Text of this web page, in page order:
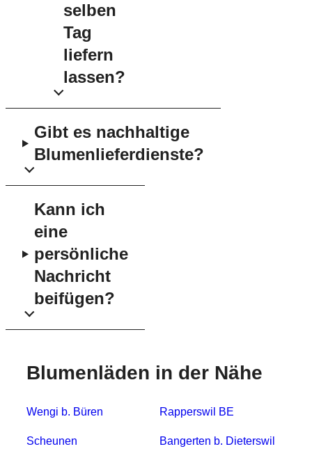
selben
Tag
liefern
lassen?
Gibt es nachhaltige
Blumenlieferdienste?
Kann ich
eine
persönliche
Nachricht
beifügen?
Blumenläden in der Nähe
Wengi b. Büren Rapperswil BE
Scheunen Bangerten b. Dieterswil